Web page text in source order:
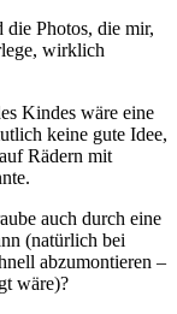
Photos, die mir,
wirklich
Kindes wäre eine
keine gute Idee,
Rädern mit
auch durch eine
(natürlich bei
abzumontieren –
wäre)?